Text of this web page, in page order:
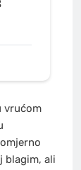
vrućom
blagim, ali